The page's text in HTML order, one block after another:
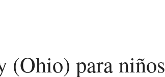
(Ohio) para niños